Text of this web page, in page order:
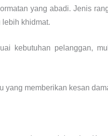
yang abadi. Jenis
khidmat.
kebutuhan pelanggan,
memberikan kesan